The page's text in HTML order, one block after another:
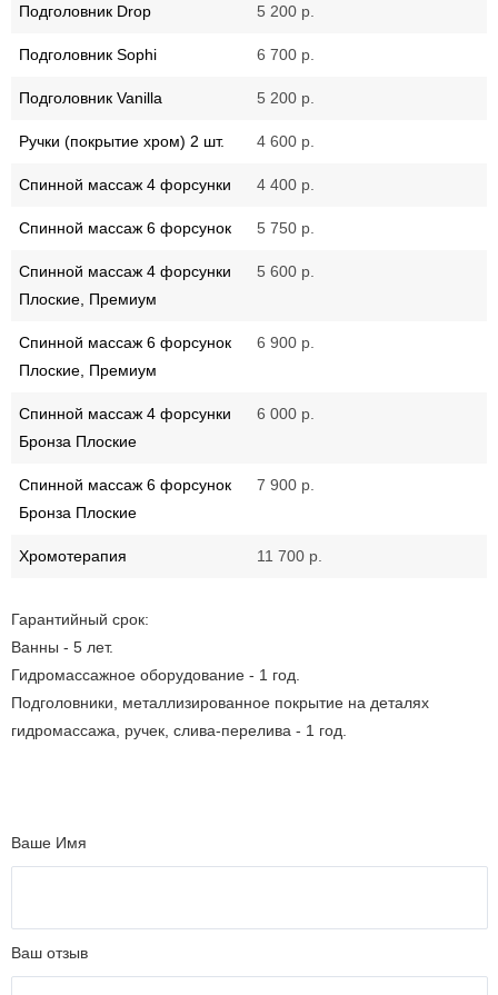
Подголовник Drop 5 200 р.
Подголовник Sophi 6 700 р.
Подголовник Vanilla 5 200 р.
Ручки (покрытие хром) 2 шт. 4 600 р.
Спинной массаж 4 форсунки 4 400 р.
Спинной массаж 6 форсунок 5 750 р.
Спинной массаж 4 форсунки
Плоские, Премиум
5 600 р.
Спинной массаж 6 форсунок
Плоские, Премиум
6 900 р.
Спинной массаж 4 форсунки
Бронза Плоские
6 000 р.
Спинной массаж 6 форсунок
Бронза Плоские
7 900 р.
Хромотерапия 11 700 р.
Гарантийный срок:
Ванны - 5 лет.
Гидромассажное оборудование - 1 год.
Подголовники, металлизированное покрытие на деталях
гидромассажа, ручек, слива-перелива - 1 год.
Ваше Имя
Ваш отзыв